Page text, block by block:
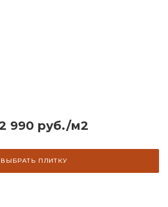
990 руб./м2
ВЫБРАТЬ ПЛИТКУ